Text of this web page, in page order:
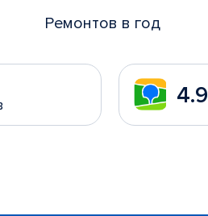
Ремонтов в год
4.9